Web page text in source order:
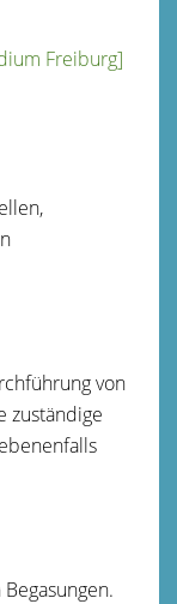
Freiburg]
von
zuständige